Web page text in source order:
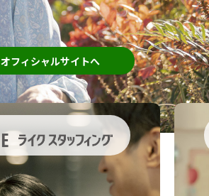
オフィシャルサイトへ